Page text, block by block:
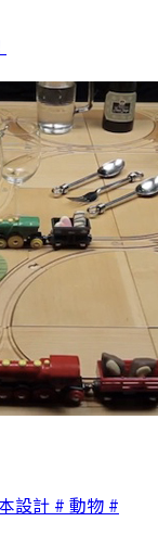
設計 # 動物 #